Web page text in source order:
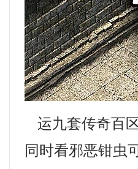
运九套传奇百
同时看邪恶钳虫